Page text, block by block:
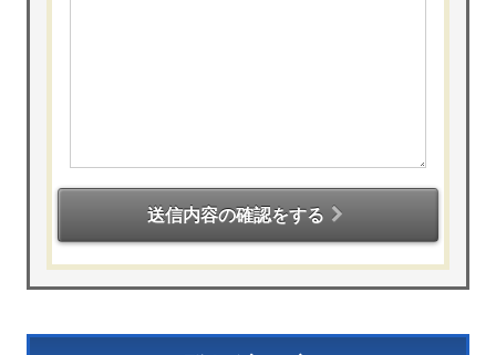
送信内容の確認をする